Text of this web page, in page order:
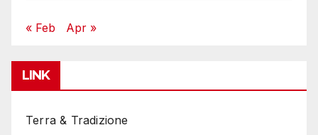
« Feb Apr »
LINK
Terra & Tradizione